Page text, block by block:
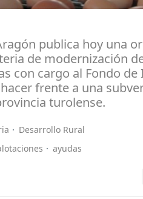
publica hoy una
de modernización
con cargo al Fondo de
frente a una
turolense.
Desarrollo Rural
ayudas